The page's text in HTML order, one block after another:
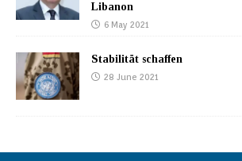
Libanon
6 May 2021
Stabilität schaffen
28 June 2021